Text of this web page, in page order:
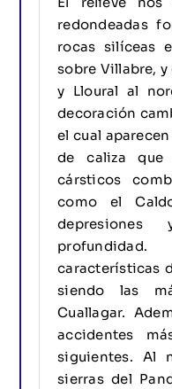
redondeadas
rocas silíceas
sobre Villabre,
y Lloural al
decoración
el cual
de caliza que
cársticos
como el
características
siendo las
Cuallagar.
accidentes
siguientes. Al
sierras del